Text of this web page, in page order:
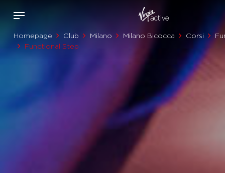
Homepage Club Milano Milano Bicocca Corsi
Functional Step